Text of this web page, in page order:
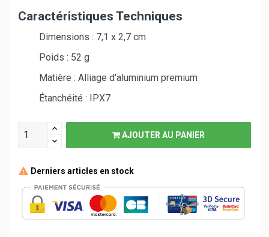
Caractéristiques Techniques
Dimensions : 7,1 x 2,7 cm
Poids : 52 g
Matière : Alliage d'aluminium premium
Étanchéité : IPX7
AJOUTER AU PANIER
Derniers articles en stock